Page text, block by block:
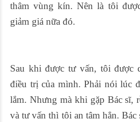
thâm vùng kín. Nên là tôi
giảm giá nữa đó.
Sau khi được tư vấn, tôi được
điều trị của mình. Phải nói lúc
lắm. Nhưng mà khi gặp Bác sĩ,
và tư vấn thì tôi an tâm hẳn.